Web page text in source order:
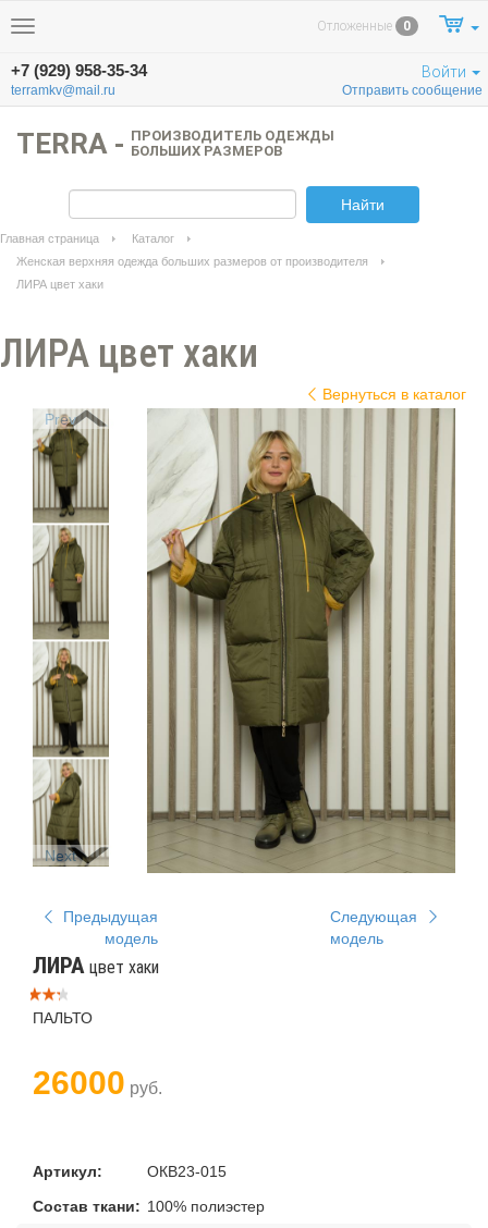
Меню Отложенные 0
Войти
+7 (929) 958-35-34
terramkv@mail.ru Отправить сообщение
TERRA - ПРОИЗВОДИТЕЛЬ ОДЕЖДЫ
БОЛЬШИХ РАЗМЕРОВ
Найти
Главная страница
Каталог
Женская верхняя одежда больших размеров от производителя
ЛИРА цвет хаки
ЛИРА цвет хаки
Вернуться в каталог
Prev
Next
Предыдущая
модель
Следующая
модель
ЛИРА цвет хаки
ПАЛЬТО
26000 руб.
Артикул:
ОКВ23-015
Состав ткани: 100% полиэстер